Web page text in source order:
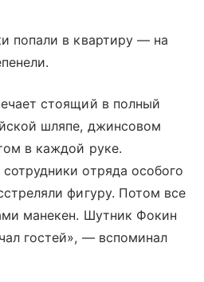
попали в квартиру — на
стоящий в полный
шляпе, джинсовом
в каждой руке.
отряда особого
фигуру. Потом все
манекен. Шутник Фокин
гостей», — вспоминал